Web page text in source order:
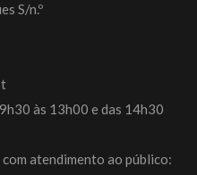
S/n.º
às 13h00 e das 14h30
atendimento ao público: